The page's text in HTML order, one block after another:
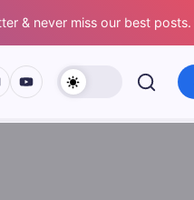
& never miss our best posts.
www.instagram.com/
https://youtube.com/